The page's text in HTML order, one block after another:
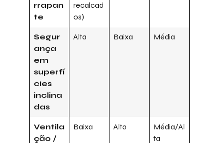
rrapan
te
recalcad
os)
Segur
ança
em
superfí
cies
inclina
das
Alta Baixa Média
Ventila
ção /
Baixa Alta
Média/Al
ta